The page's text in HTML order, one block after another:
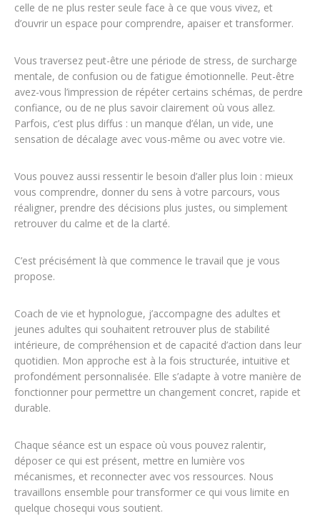
celle de ne plus rester seule face à ce que vous vivez, et
d’ouvrir un espace pour comprendre, apaiser et transformer.
Vous traversez peut-être une période de stress, de surcharge
mentale, de confusion ou de fatigue émotionnelle. Peut-être
avez-vous l’impression de répéter certains schémas, de perdre
confiance, ou de ne plus savoir clairement où vous allez.
Parfois, c’est plus diffus : un manque d’élan, un vide, une
sensation de décalage avec vous-même ou avec votre vie.
Vous pouvez aussi ressentir le besoin d’aller plus loin : mieux
vous comprendre, donner du sens à votre parcours, vous
réaligner, prendre des décisions plus justes, ou simplement
retrouver du calme et de la clarté.
C’est précisément là que commence le travail que je vous
propose.
Coach de vie et hypnologue, j’accompagne des adultes et
jeunes adultes qui souhaitent retrouver plus de stabilité
intérieure, de compréhension et de capacité d’action dans leur
quotidien. Mon approche est à la fois structurée, intuitive et
profondément personnalisée. Elle s’adapte à votre manière de
fonctionner pour permettre un changement concret, rapide et
durable.
Chaque séance est un espace où vous pouvez ralentir,
déposer ce qui est présent, mettre en lumière vos
mécanismes, et reconnecter avec vos ressources. Nous
travaillons ensemble pour transformer ce qui vous limite en
quelque chosequi vous soutient.